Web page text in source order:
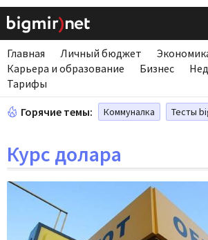
Главная Личный бюджет
Карьера и образование
Бизнес
Тарифы
Горячие темы: Коммуналка Тесты
Курс долара